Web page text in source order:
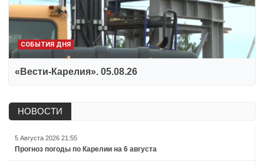
СОБЫТИЯ ДНЯ
«Вести-Карелия». 05.08.26
НОВОСТИ
5 Августа 2026 21:55
Прогноз погоды по Карелии на 6 августа